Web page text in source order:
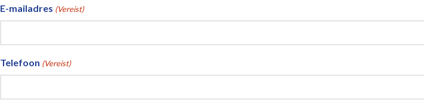
E-mailadres (Vereist)
Telefoon (Vereist)